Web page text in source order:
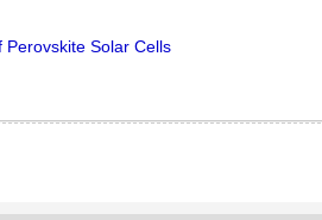
Solar Cells